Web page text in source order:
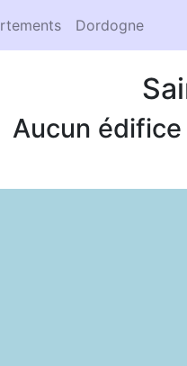
Dordogne
Aucun